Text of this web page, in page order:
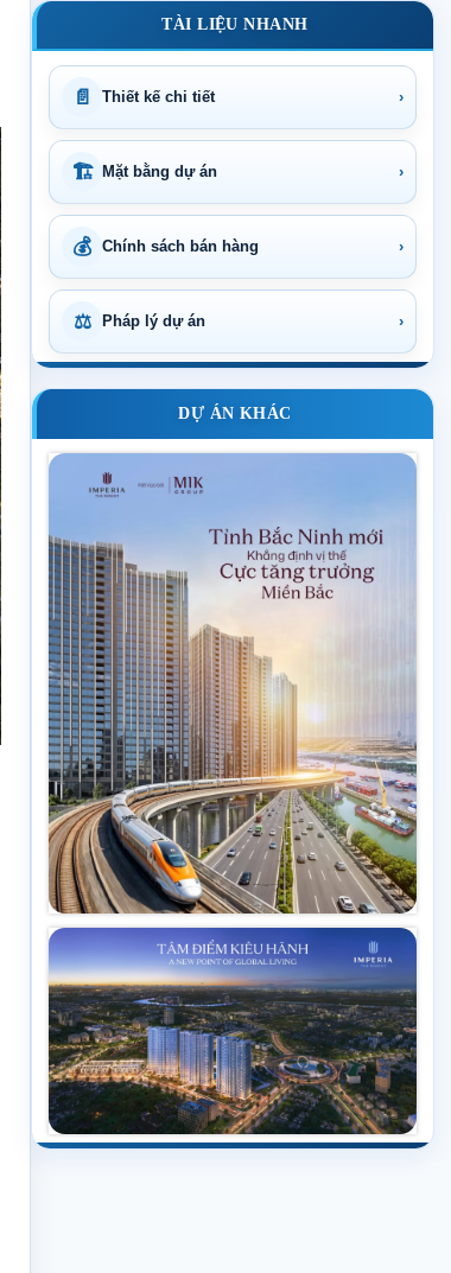
TÀI LIỆU NHANH
📄 Thiết kế chi tiết ›
🏗 Mặt bằng dự án ›
💰 Chính sách bán hàng ›
⚖ Pháp lý dự án ›
DỰ ÁN KHÁC